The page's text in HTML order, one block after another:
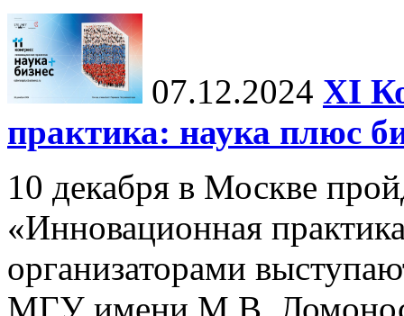
07.12.2024 ХI
практика: наука плюс
10 декабря в Москве
«Инновационная
организаторами